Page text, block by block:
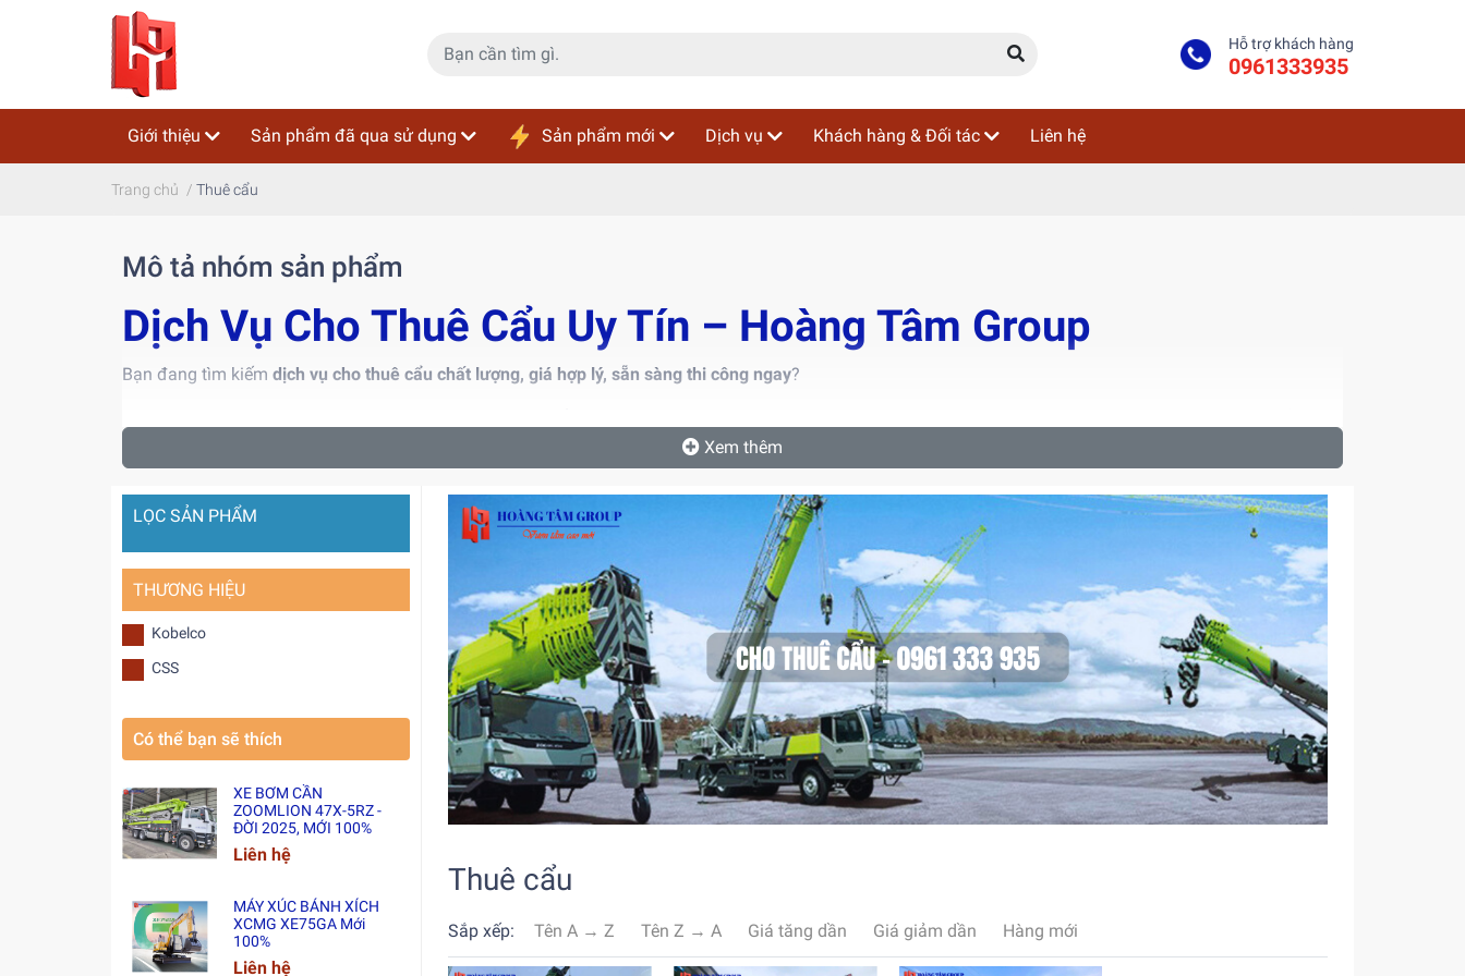
Hỗ trợ khách hàng
0961333935
Giới thiệu Sản phẩm đã qua sử dụng Sản phẩm mới Dịch vụ Khách hàng & Đối tác Liên hệ
Trang chủ / Thuê cẩu
Mô tả nhóm sản phẩm
Dịch Vụ Cho Thuê Cẩu Uy Tín – Hoàng Tâm Group
Bạn đang tìm kiếm dịch vụ cho thuê cẩu chất lượng, giá hợp lý, sẵn sàng thi công ngay?
Ninh, Thái Bình, Hà Nam... Với đội ngũ lái cẩu chuyên nghiệp, thiết bị hiện đại, Hoàng Tâm cam kết mang đến dịch vụ an toàn – nhanh chóng – hiệu quả cho
mọi công trình.
Xem thêm
Thuê cẩu
Sắp xếp: Tên A → Z Tên Z → A Giá tăng dần Giá giảm dần Hàng mới
LỌC SẢN PHẨM
THƯƠNG HIỆU
Kobelco
CSS
Có thể bạn sẽ thích
XE BƠM CẦN
ZOOMLION 47X-5RZ -
ĐỜI 2025, MỚI 100%
Liên hệ
MÁY XÚC BÁNH XÍCH
XCMG XE75GA Mới
100%
Liên hệ